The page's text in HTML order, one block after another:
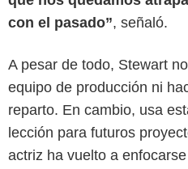
con el pasado”, señaló.
A pesar de todo, Stewart
equipo de producción ni
reparto. En cambio, usa
lección para futuros
actriz ha vuelto a